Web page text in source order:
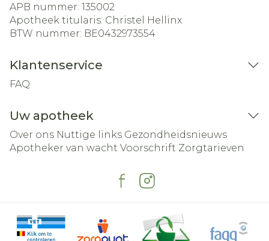
APB nummer: 135002
Apotheek titularis: Christel Hellinx
BTW nummer: BE0432973554
Klantenservice
FAQ
Uw apotheek
Over ons Nuttige links Gezondheidsnieuws
Apotheker van wacht Voorschrift Zorgtarieven